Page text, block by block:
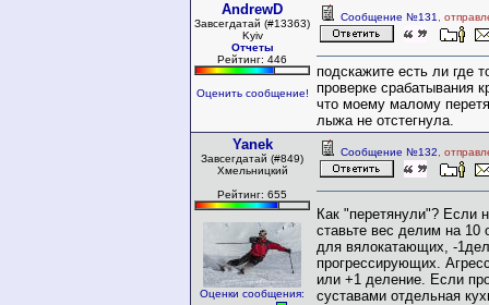
AndrewD
Завсегдатай (#13363)
Kyiv
Отчеты
Рейтинг: 446
Оценить сообщение!
Сообщение №131 ,
подскажите есть ли где
проверке срабатывания
что моему малому
лыжа не отстегнула.
Yanek
Завсегдатай (#849)
Хмельницкий
Рейтинг: 655
Оценки сообщения:
Сообщение №132 ,
Как "перетянули"? Если
ставьте вес делим на 10
для вялокатающих, -
прогрессирующих.
или +1 деление. Если
суставами отдельная